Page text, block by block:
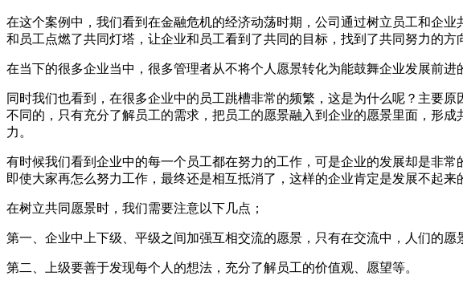
在这个案例中，我们看到在金融危机的经济动荡时期，公司通过树立员工和企
和员工点燃了共同灯塔，让企业和员工看到了共同的目标，找到了共同努力的方
在当下的很多企业当中，很多管理者从不将个人愿景转化为能鼓舞企业发展前
同时我们也看到，在很多企业中的员工跳槽非常的频繁，这是为什么呢？主要
不同的，只有充分了解员工的需求，把员工的愿景融入到企业的愿景里面，形
力。
有时候我们看到企业中的每一个员工都在努力的工作，可是企业的发展却是非
即使大家再怎么努力工作，最终还是相互抵消了，这样的企业肯定是发展不起来
在树立共同愿景时，我们需要注意以下几点；
第一、企业中上下级、平级之间加强互相交流的愿景，只有在交流中，人们的愿
第二、上级要善于发现每个人的想法，充分了解员工的价值观、愿望等。